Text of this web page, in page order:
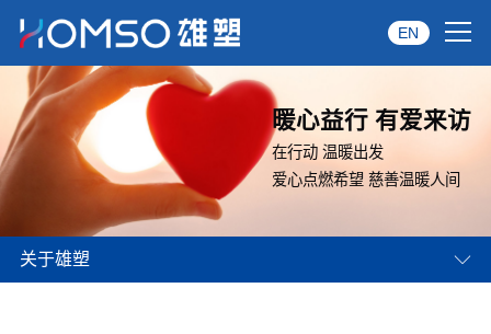
首页
关于雄塑
品牌服务
EN
暖心益行 有爱来访
在行动 温暖出发
爱心点燃希望 慈善温暖人间
关于雄塑